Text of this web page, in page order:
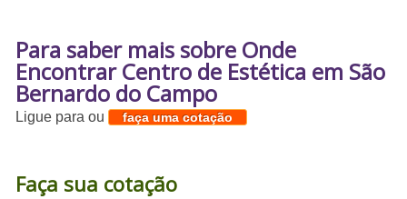
Para saber mais sobre Onde
Encontrar Centro de Estética em São
Bernardo do Campo
Ligue paraou faça uma cotação
Faça sua cotação